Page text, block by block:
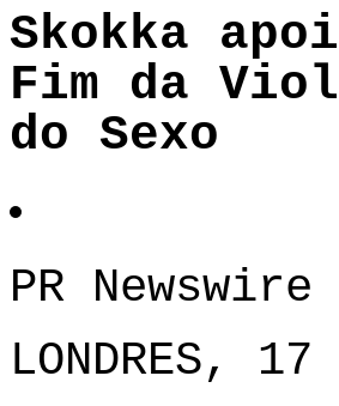
Skokka
Fim da
do Sexo
PR Newswire
LONDRES,